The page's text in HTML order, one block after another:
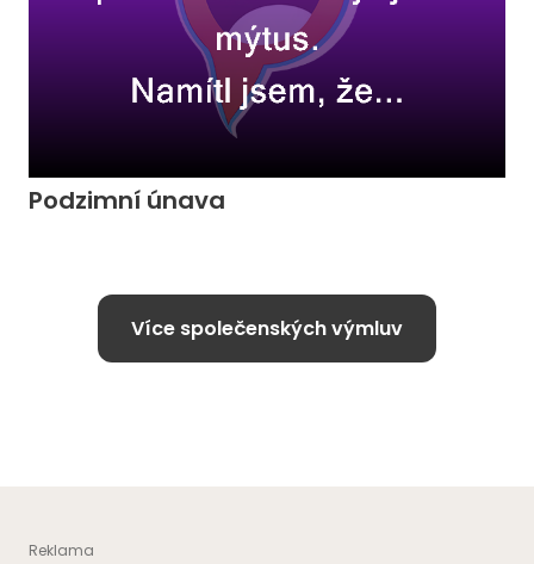
Podzimní únava
Více společenských výmluv